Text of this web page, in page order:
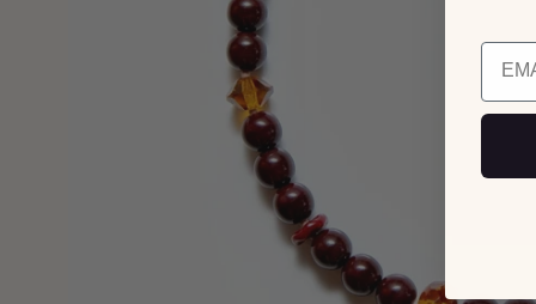
Email